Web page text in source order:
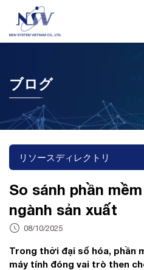
ブログ
リソースディレクトリ
So sánh phần
ngành sản xuất
08/10/2025
Trong thời đại số hóa, phần
máy tính đóng vai trò then